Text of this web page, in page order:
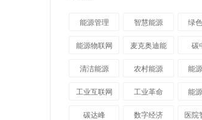
能源管理 智慧能源 绿
能源物联网 麦克奥迪能
源
碳
清洁能源 农村能源 能
工业互联网 工业革命 能
碳达峰 数字经济 医院